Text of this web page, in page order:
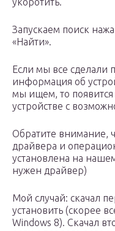
Запускаем поиск
«Найти».
Если мы все сделали
информация об
мы ищем, то
устройстве с
Обратите внимание,
драйвера и
установлена на
нужен драйвер)
Мой случай: скачал
установить (скорее
Windows 8). Скачал